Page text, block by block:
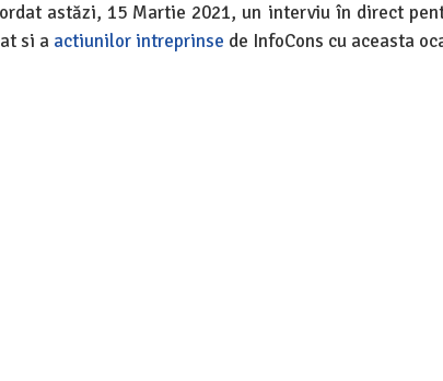
astăzi, 15 Martie 2021, un interviu în direct
si a actiunilor intreprinse de InfoCons cu aceasta